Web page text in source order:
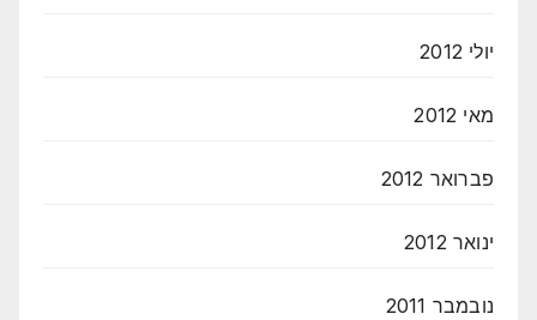
יולי 2012
מאי 2012
פברואר 2012
ינואר 2012
נובמבר 2011